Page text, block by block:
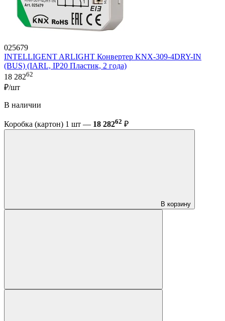
025679
INTELLIGENT ARLIGHT Конвертер KNX-309-4DRY-IN
(BUS) (IARL, IP20 Пластик, 2 года)
18 28262
₽/шт
В наличии
Коробка (картон) 1 шт — 18 28262 ₽
В корзину